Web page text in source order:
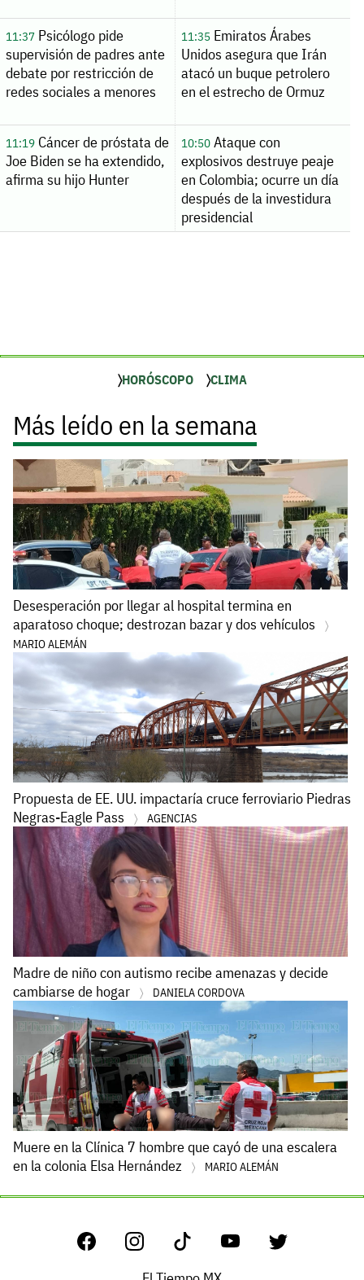
11:37Psicólogo pide
supervisión de padres ante
debate por restricción de
redes sociales a menores
11:35Emiratos Árabes
Unidos asegura que Irán
atacó un buque petrolero
en el estrecho de Ormuz
11:19Cáncer de próstata de
Joe Biden se ha extendido,
afirma su hijo Hunter
10:50Ataque con
explosivos destruye peaje
en Colombia; ocurre un día
después de la investidura
presidencial
HORÓSCOPO CLIMA
Más leído en la semana
Desesperación por llegar al hospital termina en
aparatoso choque; destrozan bazar y dos vehículos
MARIO ALEMÁN
Propuesta de EE. UU. impactaría cruce ferroviario Piedras
Negras-Eagle Pass
AGENCIAS
Madre de niño con autismo recibe amenazas y decide
cambiarse de hogar
DANIELA CORDOVA
Muere en la Clínica 7 hombre que cayó de una escalera
en la colonia Elsa Hernández
MARIO ALEMÁN